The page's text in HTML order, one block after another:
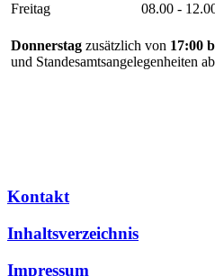
Freitag 08.00 -
Donnerstag zusätzlich von 17:00
und Standesamtsangelegenheiten
Kontakt
Inhaltsverzeichnis
Impressum